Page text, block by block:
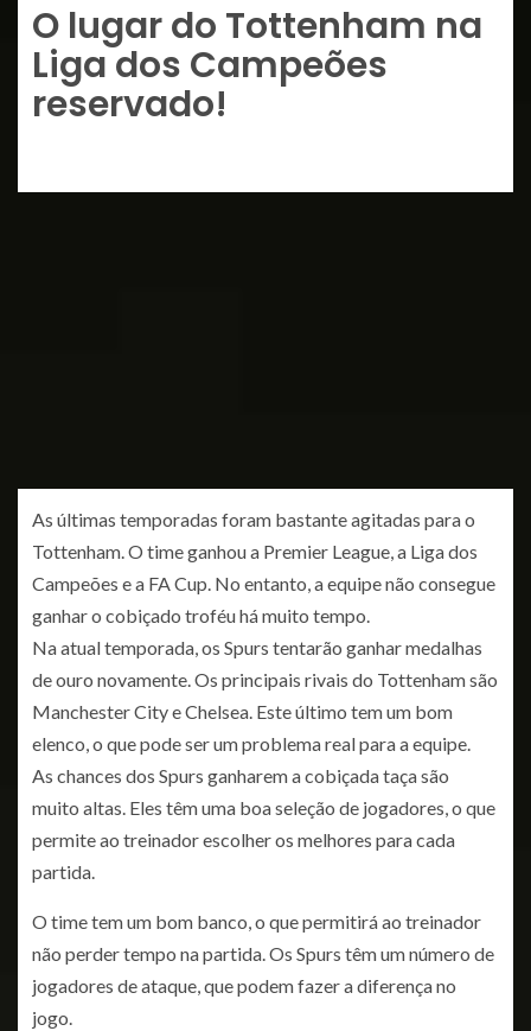
O lugar do Tottenham na
Liga dos Campeões
reservado!
As últimas temporadas foram bastante agitadas para o
Tottenham. O time ganhou a Premier League, a Liga dos
Campeões e a FA Cup. No entanto, a equipe não consegue
ganhar o cobiçado troféu há muito tempo.
Na atual temporada, os Spurs tentarão ganhar medalhas
de ouro novamente. Os principais rivais do Tottenham são
Manchester City e Chelsea. Este último tem um bom
elenco, o que pode ser um problema real para a equipe.
As chances dos Spurs ganharem a cobiçada taça são
muito altas. Eles têm uma boa seleção de jogadores, o que
permite ao treinador escolher os melhores para cada
partida.
O time tem um bom banco, o que permitirá ao treinador
não perder tempo na partida. Os Spurs têm um número de
jogadores de ataque, que podem fazer a diferença no
jogo.